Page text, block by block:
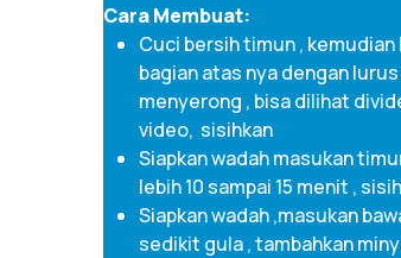
Cara Membuat:
Cuci bersih timun ,
bagian atas nya dengan
menyerong , bisa dilihat
video, sisihkan
Siapkan wadah masukan
lebih 10 sampai 15 menit ,
Siapkan wadah ,masukan
sedikit gula , tambahkan